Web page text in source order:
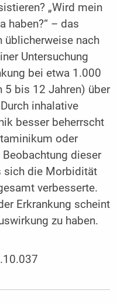
„Wird mein
haben?“ – das
üblicherweise nach
Untersuchung
bei etwa 1.000
5 bis 12 Jahren) über
inhalative
besser beherrscht
oder
dieser
sich die Morbidität
verbesserte.
Erkrankung scheint
zu haben.